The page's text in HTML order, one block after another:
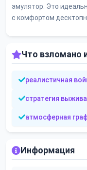
эмулятор. Это
с комфортом
Что взломано
реалистичная
стратегия
атмосферная
Информация